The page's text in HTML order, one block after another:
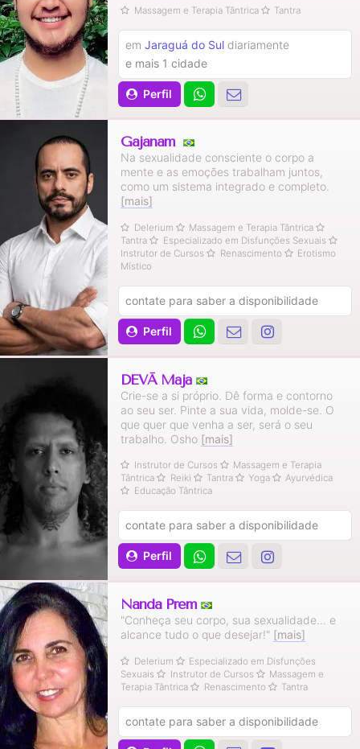
Massagem e Terapia Tântrica Tantra
Perfil
emJaraguá do Sul diariamente
e mais 1 cidade
Gajanam
Na sexualidade consciente o corpo a
mente e as emoções trabalham juntos,
como um sistema integrado e completo.
[mais]
Delerium
Massagem e Terapia Tântrica
Tantra
Especializado em Disfunções Sexuais
Instrutor de Cursos
Renascimento
Erotismo
Místico
Perfil
contate para saber a disponibilidade
DEVĀ Mājā
Crie-se a si próprio. Dê forma e contorno
ao seu ser. Pinte a sua vida, molde-se. O
que quer que venha a ser, será o seu
trabalho. Osho [mais]
Instrutor de Cursos
Massagem e Terapia
Tântrica
Reiki Tantra Yoga
Ayurvédica
Educação Tântrica
Perfil
contate para saber a disponibilidade
Nanda Prem
"Conheça seu corpo, sua sexualidade... e
alcance tudo o que desejar!" [mais]
Delerium
Especializado em Disfunções
Sexuais
Instrutor de Cursos
Massagem e
Terapia Tântrica
Renascimento Tantra
contate para saber a disponibilidade